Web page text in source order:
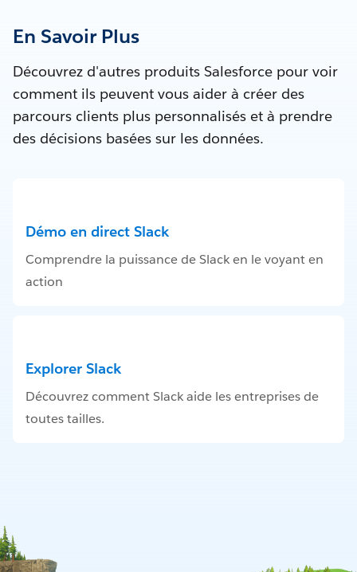
En Savoir Plus
Découvrez d'autres produits Salesforce pour voir
comment ils peuvent vous aider à créer des
parcours clients plus personnalisés et à prendre
des décisions basées sur les données.
Démo en direct Slack
Comprendre la puissance de Slack en le voyant en
action
Explorer Slack
Découvrez comment Slack aide les entreprises de
toutes tailles.